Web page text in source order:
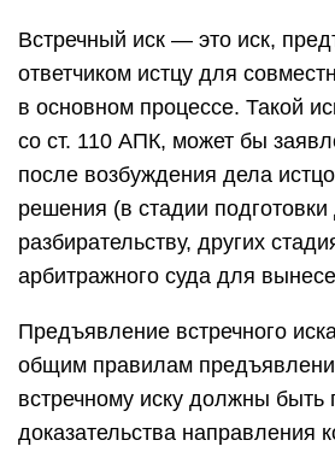
Встречный иск — это иск,
ответчиком истцу для
в основном процессе. Такой
со ст. 110 АПК, может бы
после возбуждения дела
решения (в стадии
разбирательству, других
арбитражного суда для
Предъявление встречного
общим правилам
встречному иску должны
доказательства направления